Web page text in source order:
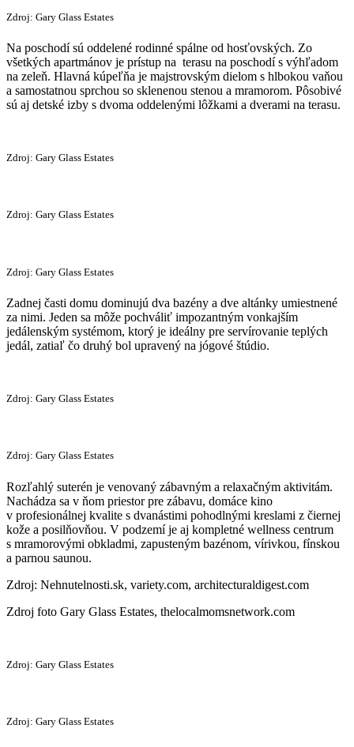
Zdroj: Gary Glass Estates
Na poschodí sú oddelené rodinné spálne od hosťovských. Zo
všetkých apartmánov je prístup na terasu na poschodí s výhľadom
na zeleň. Hlavná kúpeľňa je majstrovským dielom s hlbokou vaňou
a samostatnou sprchou so sklenenou stenou a mramorom. Pôsobivé
sú aj detské izby s dvoma oddelenými lôžkami a dverami na terasu.
Zdroj: Gary Glass Estates
Zdroj: Gary Glass Estates
Zdroj: Gary Glass Estates
Zadnej časti domu dominujú dva bazény a dve altánky umiestnené
za nimi. Jeden sa môže pochváliť impozantným vonkajším
jedálenským systémom, ktorý je ideálny pre servírovanie teplých
jedál, zatiaľ čo druhý bol upravený na jógové štúdio.
Zdroj: Gary Glass Estates
Zdroj: Gary Glass Estates
Rozľahlý suterén je venovaný zábavným a relaxačným aktivitám.
Nachádza sa v ňom priestor pre zábavu, domáce kino
v profesionálnej kvalite s dvanástimi pohodlnými kreslami z čiernej
kože a posilňovňou. V podzemí je aj kompletné wellness centrum
s mramorovými obkladmi, zapusteným bazénom, vírivkou, fínskou
a parnou saunou.
Zdroj: Nehnutelnosti.sk, variety.com, architecturaldigest.com
Zdroj foto Gary Glass Estates, thelocalmomsnetwork.com
Zdroj: Gary Glass Estates
Zdroj: Gary Glass Estates